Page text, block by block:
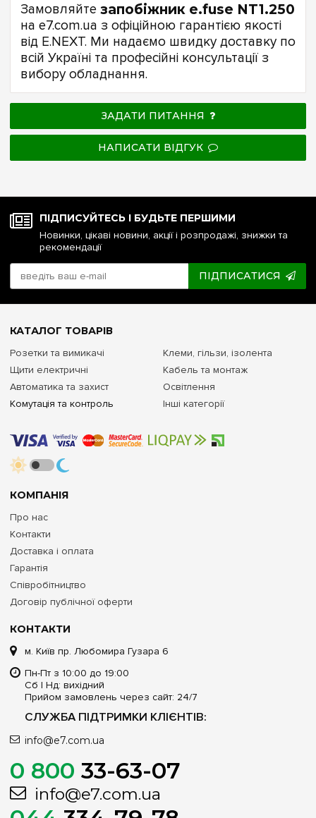
Замовляйте запобіжник e.fuse NT1.250
на e7.com.ua з офіційною гарантією якості
від E.NEXT. Ми надаємо швидку доставку по
всій Україні та професійні консультації з
вибору обладнання.
ЗАДАТИ ПИТАННЯ
НАПИСАТИ ВІДГУК
ПІДПИСУЙТЕСЬ І БУДЬТЕ ПЕРШИМИ
Новинки, цікаві новини, акції і розпродажі, знижки та
рекомендації
ПІДПИСАТИСЯ
КОНТАКТИ
м. Київ пр. Любомира Гузара 6
Пн-Пт з 10:00 до 19:00
Сб | Нд: вихідний
Прийом замовлень через сайт: 24/7
СЛУЖБА ПІДТРИМКИ КЛІЄНТІВ:
info@e7.com.ua
0 800 33-63-07
info@e7.com.ua
КОМПАНІЯ
Про нас
Контакти
Доставка і оплата
Гарантія
Співробітництво
Договір публічної оферти
КАТАЛОГ ТОВАРІВ
Розетки та вимикачі
Щити електричні
Автоматика та захист
Комутація та контроль
Клеми, гільзи, ізолента
Кабель та монтаж
Освітлення
Інші категорії